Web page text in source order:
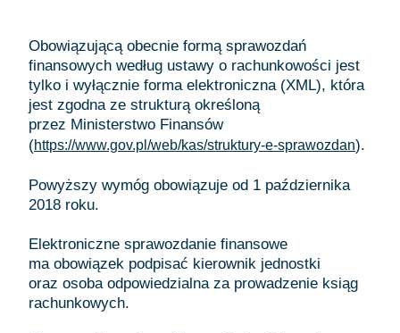
Obowiązującą obecnie formą sprawozdań
finansowych według ustawy o rachunkowości jest
tylko i wyłącznie forma elektroniczna (XML), która
jest zgodna ze strukturą określoną
przez Ministerstwo Finansów
(https://www.gov.pl/web/kas/struktury-e-sprawozdan).
Powyższy wymóg obowiązuje od 1 października
2018 roku.
Elektroniczne sprawozdanie finansowe
ma obowiązek podpisać kierownik jednostki
oraz osoba odpowiedzialna za prowadzenie ksiąg
rachunkowych.